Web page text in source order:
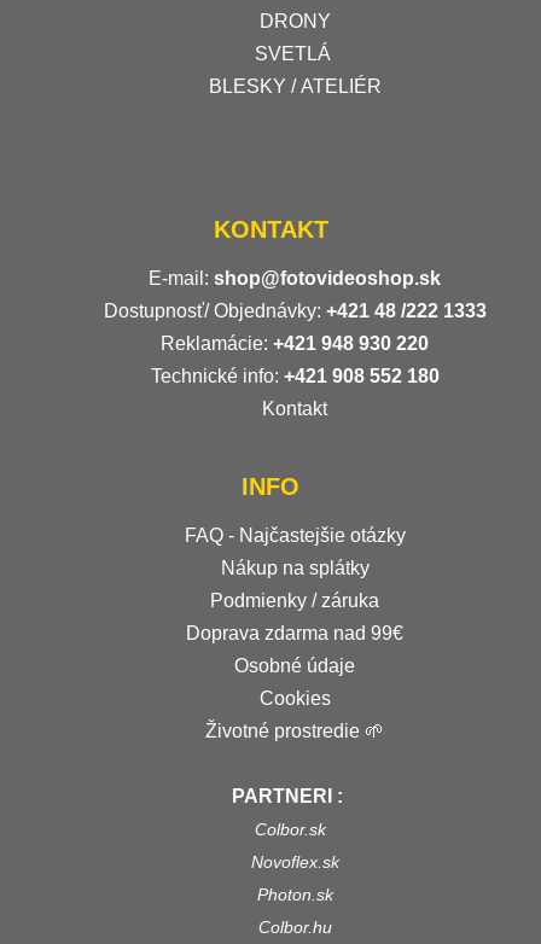
DRONY
SVETLÁ
BLESKY / ATELIÉR
KONTAKT
E-mail: shop@fotovideoshop.sk
Dostupnosť/ Objednávky: +421 48 /222 1333
Reklamácie: +421 948 930 220
Technické info: +421 908 552 180
Kontakt
INFO
FAQ - Najčastejšie otázky
Nákup na splátky
Podmienky / záruka
Doprava zdarma nad 99€
Osobné údaje
Cookies
Životné prostredie 🌱
PARTNERI :
Colbor.sk
Novoflex.sk
Photon.sk
Colbor.hu